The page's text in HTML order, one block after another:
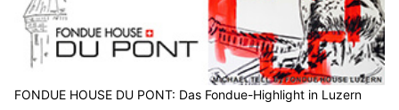
FONDUE HOUSE DU PONT: Das Fondue-Highlight in Luzern